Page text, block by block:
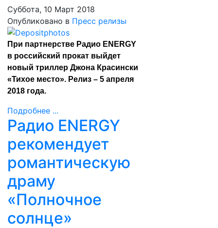
Суббота, 10 Март 2018
Опубликовано в Пресс релизы
При партнерстве Радио ENERGY
в российский прокат выйдет
новый триллер Джона Красински
«Тихое место». Релиз – 5 апреля
2018 года.
Подробнее ...
Радио ENERGY
рекомендует
романтическую
драму
«Полночное
солнце»